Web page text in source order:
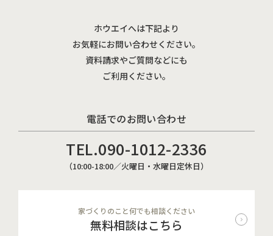
ホウエイへは下記より
お気軽にお問い合わせください。
資料請求やご質問などにも
ご利用ください。
電話でのお問い合わせ
TEL.090-1012-2336
（10:00-18:00／火曜日・水曜日定休日）
家づくりのこと何でも相談ください
無料相談はこちら